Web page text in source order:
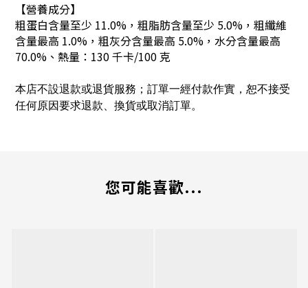
【營養成分】
粗蛋白含量至少 11.0%，粗脂肪含量至少 5.0%，粗纖維
含量最高 1.0%，粗灰分含量最高 5.0%，水分含量最高
70.0%、熱量：130 千卡/100 克
本店不設退款或退貨服務；訂單一經付款作實，恕不接受
任何原因要求退款、換貨或取消訂單。
您可能喜歡...